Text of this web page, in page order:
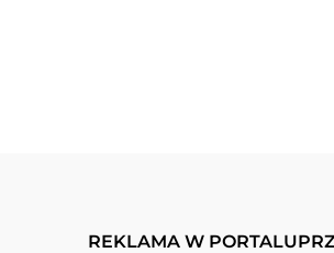
REKLAMA W PORTALU